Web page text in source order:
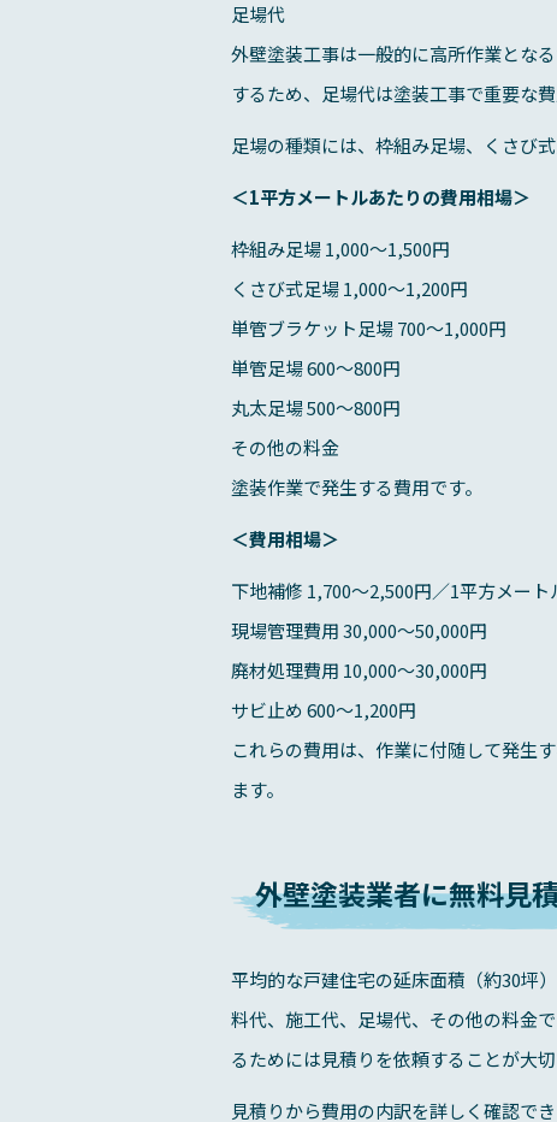
足場代
外壁塗装工事は一般的に高所作業とな
するため、足場代は塗装工事で重要な費
足場の種類には、枠組み足場、くさび
＜1平方メートルあたりの費用相場＞
枠組み足場 1,000～1,500円
くさび式足場 1,000～1,200円
単管ブラケット足場 700～1,000円
単管足場 600～800円
丸太足場 500～800円
その他の料金
塗装作業で発生する費用です。
＜費用相場＞
下地補修 1,700～2,500円／1平方メート
現場管理費用 30,000～50,000円
廃材処理費用 10,000～30,000円
サビ止め 600～1,200円
これらの費用は、作業に付随して発生
ます。
外壁塗装業者に無料見
平均的な戸建住宅の延床面積（約30坪
料代、施工代、足場代、その他の料金
るためには見積りを依頼することが大切
見積りから費用の内訳を詳しく確認で